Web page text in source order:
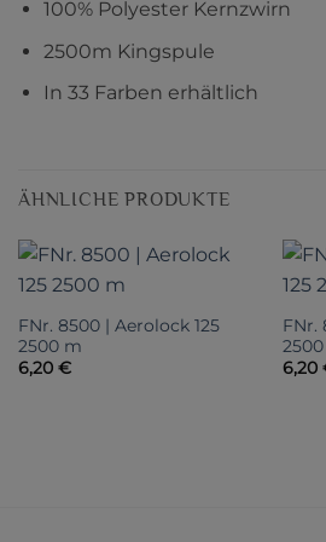
100% Polyester Kernzwirn
2500m Kingspule
In 33 Farben erhältlich
ÄHNLICHE PRODUKTE
FNr. 8500 | Aerolock 125
2500 m
6,20 €
FNr.
6,20